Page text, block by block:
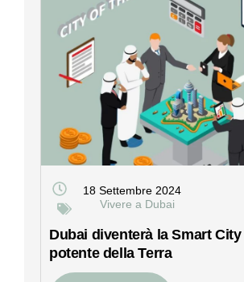
18 Settembre 2024
Vivere a Dubai
Dubai diventerà la Smart
potente della Terra